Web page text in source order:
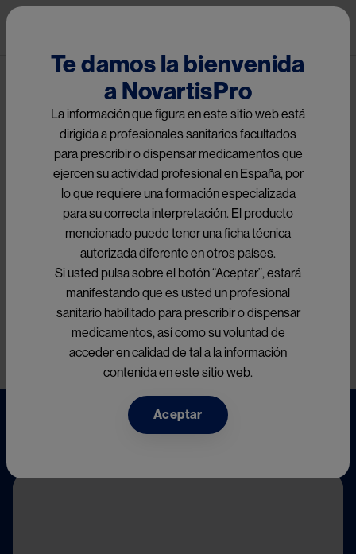
Pasar al contenido principal
HematoPro
Ruta de navegación
Hemoglobinuria Paroxística Nocturna
Medicamento Fabhalta®
Hemoglobinuria paroxística
nocturna
Novedades
Te damos la bienvenida
a NovartisPro
La información que figura en este sitio web está
dirigida a profesionales sanitarios facultados
para prescribir o dispensar medicamentos que
ejercen su actividad profesional en España, por
lo que requiere una formación especializada
para su correcta interpretación. El producto
mencionado puede tener una ficha técnica
autorizada diferente en otros países.
Si usted pulsa sobre el botón “Aceptar”, estará
manifestando que es usted un profesional
sanitario habilitado para prescribir o dispensar
medicamentos, así como su voluntad de
acceder en calidad de tal a la información
contenida en este sitio web.
Aceptar